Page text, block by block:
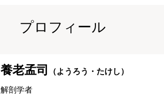
プロフィール
養老孟司 （ようろう・たけし）
解剖学者